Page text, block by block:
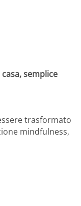
semplice
trasformato
mindfulness,